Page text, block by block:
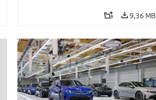
9,36 MB